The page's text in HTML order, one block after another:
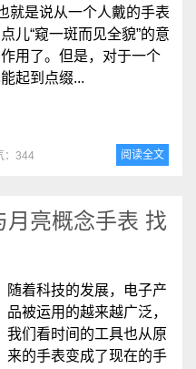
就是说从一个人戴的手表
儿“窥一斑而见全貌”的意
用了。但是，对于一个
起到点缀...
：344 阅读全文
亮概念手表 找
随着科技的发展，电子产
品被运用的越来越广泛，
我们看时间的工具也从原
来的手表变成了现在的手